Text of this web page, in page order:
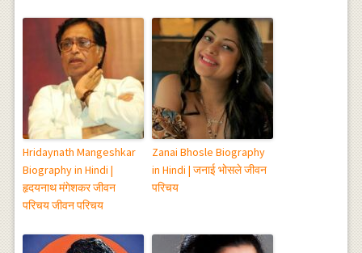
Hridaynath Mangeshkar
Biography in Hindi |
हृदयनाथ मंगेशकर जीवन
परिचय जीवन परिचय
Zanai Bhosle Biography
in Hindi | जनाई भोसले जीवन
परिचय